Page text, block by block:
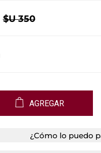
$U 350
AGREGAR
¿Cómo lo puedo